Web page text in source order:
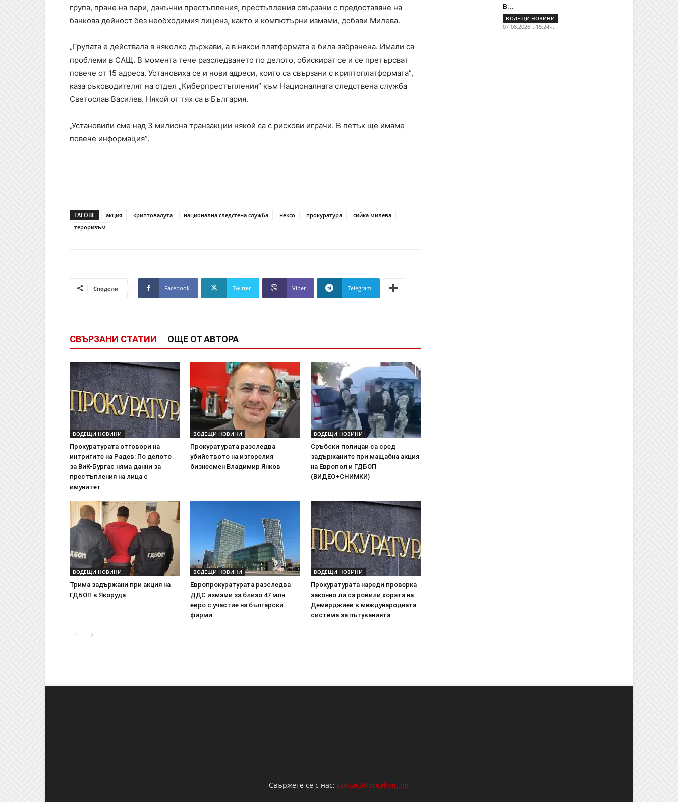
група, пране на пари, данъчни престъпления, престъпления свързани с предоставяне на
банкова дейност без необходимия лиценз, както и компютърни измами, добави Милева.
„Групата е действала в няколко държави, а в някои платформата е била забранена. Имали са
проблеми в САЩ. В момента тече разследването по делото, обискират се и се претърсват
повече от 15 адреса. Установиха се и нови адреси, които са свързани с криптоплатформата”,
каза ръководителят на отдел „Киберпрестъпления” към Националната следствена служба
Светослав Василев. Някой от тях са в България.
„Установили сме над 3 милиона транзакции някой са с рискови играчи. В петък ще имаме
повече информация”.
ТАГОВЕ акция криптовалута национална следстена служба нексо прокуратура
сийка милева
тероризъм
Сподели Facebook Twitter Viber Telegram
СВЪРЗАНИ СТАТИИ ОЩЕ ОТ АВТОРА
ВОДЕЩИ НОВИНИ
Прокуратурата отговори на
интригите на Радев: По делото
за ВиК-Бургас няма данни за
престъпления на лица с
имунитет
ВОДЕЩИ НОВИНИ
Прокуратурата разследва
убийството на изгорелия
бизнесмен Владимир Янков
ВОДЕЩИ НОВИНИ
Сръбски полицаи са сред
задържаните при мащабна акция
на Европол и ГДБОП
(ВИДЕО+СНИМКИ)
ВОДЕЩИ НОВИНИ
Трима задържани при акция на
ГДБОП в Якоруда
ВОДЕЩИ НОВИНИ
Европрокуратурата разследва
ДДС измами за близо 47 млн.
евро с участие на български
фирми
ВОДЕЩИ НОВИНИ
Прокуратурата нареди проверка
законно ли са ровили хората на
Демерджиев в международната
система за пътуванията
в...
ВОДЕЩИ НОВИНИ
07.08.2026г. 15:24ч.
Свържете се с нас:contact@breaking.bg